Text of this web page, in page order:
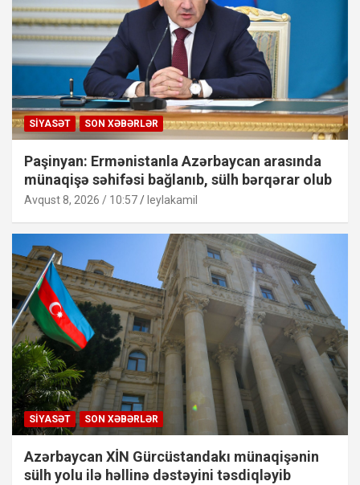
SIYASƏT SON XƏBƏRLƏR
Paşinyan: Ermənistanla Azərbaycan arasında
münaqişə səhifəsi bağlanıb, sülh bərqərar olub
Avqust 8, 2026 / 10:57 leylakamil
SIYASƏT SON XƏBƏRLƏR
Azərbaycan XİN Gürcüstandakı münaqişənin
sülh yolu ilə həllinə dəstəyini təsdiqləyib